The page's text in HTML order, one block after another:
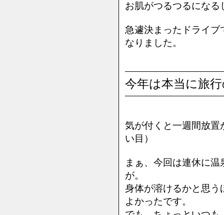
お肌がつるつるになる
急遽決まったドライ
なりました。
今年は本当に旅
気が付くと一週間放置
い目）
まぁ、今回は連休に
が。
身体が溶けるかと思う
よかったです。